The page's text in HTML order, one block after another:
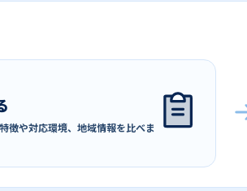
徴や対応環境、地域情報を比べま